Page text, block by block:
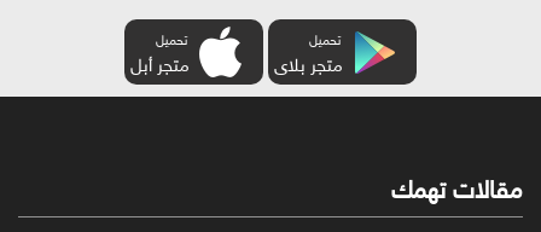
تحميل
متجر بلاى
تحميل
متجر أبل
مقالات تهمك